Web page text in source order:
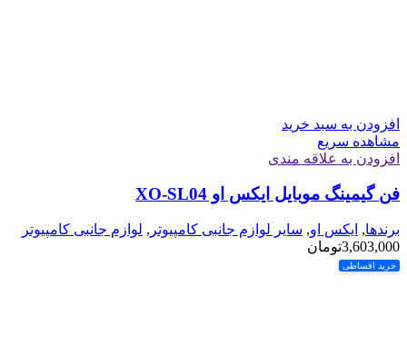
افزودن به سبد خرید
مشاهده سریع
افزودن به علاقه مندی
فن گیمینگ موبایل ایکس او XO-SL04
برندها, ایکس او, سایر لوازم جانبی کامپیوتر , لوازم جانبی کامپیوتر
3,603,000تومان
خرید اقساطی